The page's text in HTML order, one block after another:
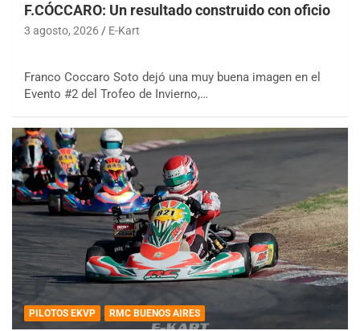
F.CÓCCARO: Un resultado construido con oficio
3 agosto, 2026 E-Kart
Franco Coccaro Soto dejó una muy buena imagen en el
Evento #2 del Trofeo de Invierno,…
PILOTOS EKVP RMC BUENOS AIRES
COBERTURA ESPECIAL DE E-KART.COM.AR
08/09-AGO
IAME SERIES ARGENTINA 6
Ramiro Tot (Asfalto)
Baradero (Buenos Aires)